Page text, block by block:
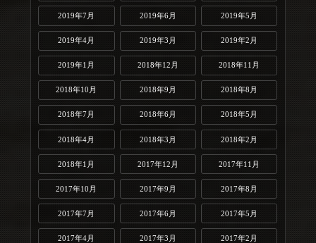
2019年7月 2019年6月 2019年5月
2019年4月 2019年3月 2019年2月
2019年1月 2018年12月 2018年11月
2018年10月 2018年9月 2018年8月
2018年7月 2018年6月 2018年5月
2018年4月 2018年3月 2018年2月
2018年1月 2017年12月 2017年11月
2017年10月 2017年9月 2017年8月
2017年7月 2017年6月 2017年5月
2017年4月 2017年3月 2017年2月